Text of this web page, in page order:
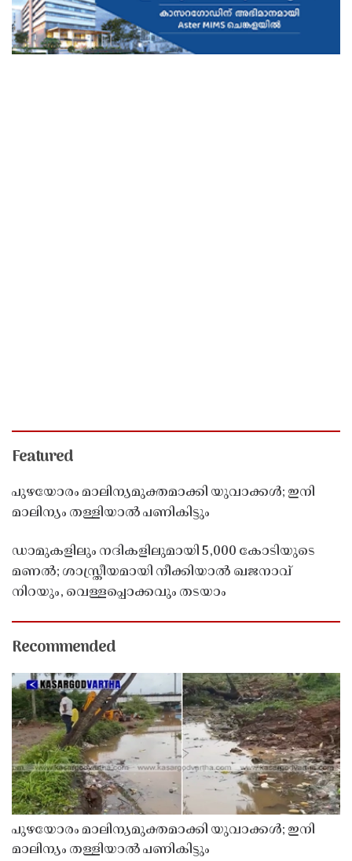
Featured
പുഴയോരം മാലിന്യമുക്തമാക്കി യുവാക്കൾ; ഇനി
മാലിന്യം തള്ളിയാൽ പണികിട്ടും
ഡാമുകളിലും നദികളിലുമായി 5,000 കോടിയുടെ
മണൽ; ശാസ്ത്രീയമായി നീക്കിയാൽ ഖജനാവ്
നിറയും, വെള്ളപ്പൊക്കവും തടയാം
Recommended
പുഴയോരം മാലിന്യമുക്തമാക്കി യുവാക്കൾ; ഇനി
മാലിന്യം തള്ളിയാൽ പണികിട്ടും